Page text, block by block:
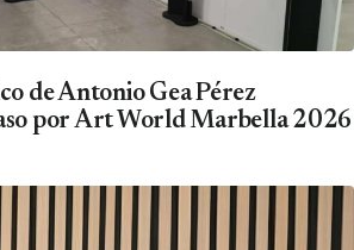
de Antonio Gea Pérez
por Art World Marbella 2026